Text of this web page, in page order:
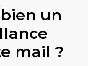
un
mail ?